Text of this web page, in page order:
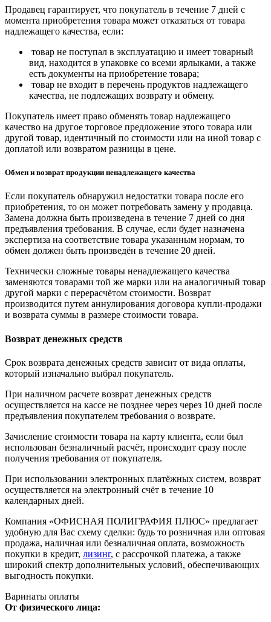
Продавец гарантирует, что покупатель в течение 7 дней с
момента приобретения товара может отказаться от товара
надлежащего качества, если:
товар не поступал в эксплуатацию и имеет товарный
вид, находится в упаковке со всеми ярлыками, а также
есть документы на приобретение товара;
товар не входит в перечень продуктов надлежащего
качества, не подлежащих возврату и обмену.
Покупатель имеет право обменять товар надлежащего
качество на другое торговое предложение этого товара или
другой товар, идентичный по стоимости или на иной товар с
доплатой или возвратом разницы в цене.
Обмен и возврат продукции ненадлежащего качества
Если покупатель обнаружил недостатки товара после его
приобретения, то он может потребовать замену у продавца.
Замена должна быть произведена в течение 7 дней со дня
предъявления требования. В случае, если будет назначена
экспертиза на соответствие товара указанным нормам, то
обмен должен быть произведён в течение 20 дней.
Технически сложные товары ненадлежащего качества
заменяются товарами той же марки или на аналогичный товар
другой марки с перерасчётом стоимости. Возврат
производится путем аннулирования договора купли-продажи
и возврата суммы в размере стоимости товара.
Возврат денежных средств
Срок возврата денежных средств зависит от вида оплаты,
который изначально выбрал покупатель.
При наличном расчете возврат денежных средств
осуществляется на кассе не позднее через через 10 дней после
предъявления покупателем требования о возврате.
Зачисление стоимости товара на карту клиента, если был
использован безналичный расчёт, происходит сразу после
получения требования от покупателя.
При использовании электронных платёжных систем, возврат
осуществляется на электронный счёт в течение 10
календарных дней.
Компания «ОФИСНАЯ ПОЛИГРАФИЯ ПЛЮС» предлагает
удобную для Вас схему сделки: будь то розничная или оптовая
продажа, наличная или безналичная оплата, возможность
покупки в кредит, лизинг, с рассрочкой платежа, а также
широкий спектр дополнительных условий, обеспечивающих
выгодность покупки.
Варинаты оплаты
От физического лица: